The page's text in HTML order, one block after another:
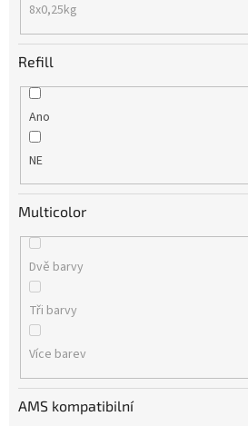
8x0,25kg
Refill
Ano
NE
Multicolor
Dvě barvy
Tři barvy
Více barev
AMS kompatibilní